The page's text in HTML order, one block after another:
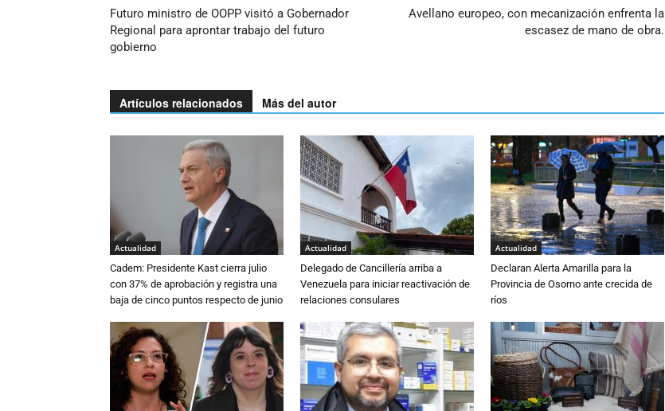
Futuro ministro de OOPP visitó a Gobernador
Regional para aprontar trabajo del futuro
gobierno
Avellano europeo, con mecanización enfrenta la
escasez de mano de obra.
Artículos relacionados Más del autor
Actualidad
Cadem: Presidente Kast cierra julio
con 37% de aprobación y registra una
baja de cinco puntos respecto de junio
Actualidad
Delegado de Cancillería arriba a
Venezuela para iniciar reactivación de
relaciones consulares
Actualidad
Declaran Alerta Amarilla para la
Provincia de Osorno ante crecida de
ríos